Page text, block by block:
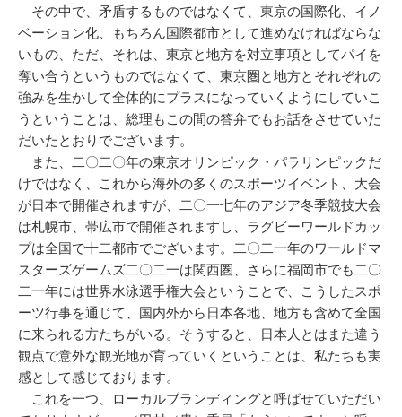
その中で、矛盾するものではなくて、東京の国際化、イノ
ベーション化、もちろん国際都市として進めなければならな
いもの、ただ、それは、東京と地方を対立事項としてパイを
奪い合うというものではなくて、東京圏と地方とそれぞれの
強みを生かして全体的にプラスになっていくようにしていこ
うということは、総理もこの間の答弁でもお話をさせていた
だいたとおりでございます。
また、二〇二〇年の東京オリンピック・パラリンピックだ
けではなく、これから海外の多くのスポーツイベント、大会
が日本で開催されますが、二〇一七年のアジア冬季競技大会
は札幌市、帯広市で開催されますし、ラグビーワールドカッ
プは全国で十二都市でございます。二〇二一年のワールドマ
スターズゲームズ二〇二一は関西圏、さらに福岡市でも二〇
二一年には世界水泳選手権大会ということで、こうしたスポ
ーツ行事を通じて、国内外から日本各地、地方も含めて全国
に来られる方たちがいる。そうすると、日本人とはまた違う
観点で意外な観光地が育っていくということは、私たちも実
感として感じております。
これを一つ、ローカルブランディングと呼ばせていただい